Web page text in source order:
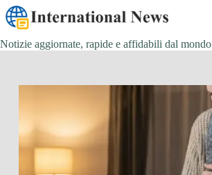
Salta
al
contenuto
Notizie aggiornate, rapide e affidabili dal mondo